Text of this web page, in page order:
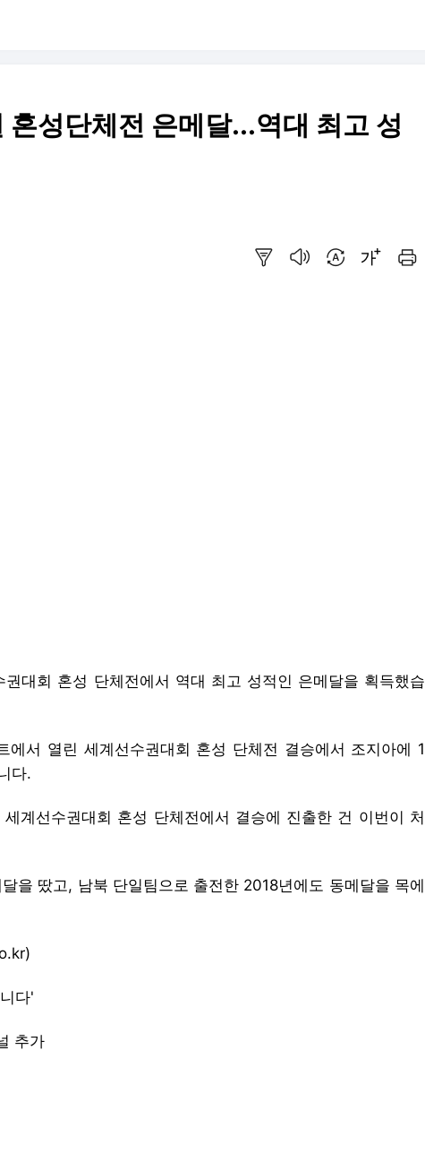
성단체전 은메달...역대 최고 성
대회 혼성 단체전에서 역대 최고 성적인 은메달을 획득했습
에서 열린 세계선수권대회 혼성 단체전 결승에서 조지아에 1
다.
계선수권대회 혼성 단체전에서 결승에 진출한 건 이번이 처
을 땄고, 남북 단일팀으로 출전한 2018년에도 동메달을 목에
다'
추가